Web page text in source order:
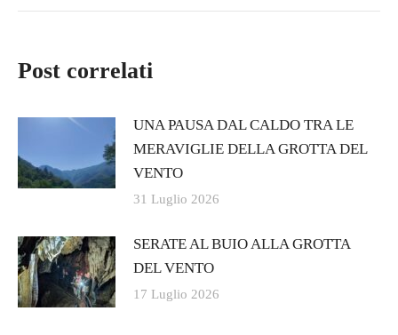
Post correlati
UNA PAUSA DAL CALDO TRA LE
MERAVIGLIE DELLA GROTTA DEL
VENTO
31 Luglio 2026
SERATE AL BUIO ALLA GROTTA
DEL VENTO
17 Luglio 2026